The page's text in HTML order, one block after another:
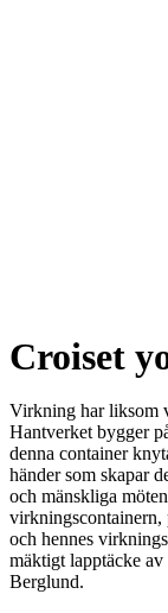
Croiset
Virkning har liksom
Hantverket bygger
denna container
händer som skapar
och mänskliga
virkningscontainern,
och hennes
mäktigt lapptäcke
Berglund.